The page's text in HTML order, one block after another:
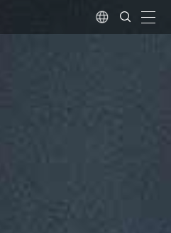
Language
Search
Submit